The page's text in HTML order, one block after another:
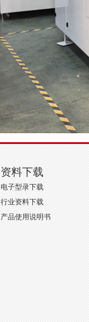
资料下载
电子型录下载
行业资料下载
产品使用说明书